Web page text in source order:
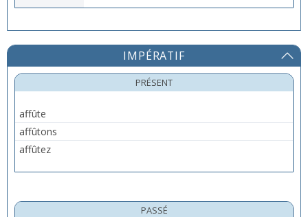
IMPÉRATIF
PRÉSENT
affûte
affûtons
affûtez
PASSÉ